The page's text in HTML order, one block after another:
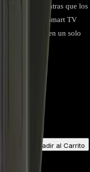
mientras que los
tus funciones Smart TV
y simplicidad en un solo
Añadir al Carrito